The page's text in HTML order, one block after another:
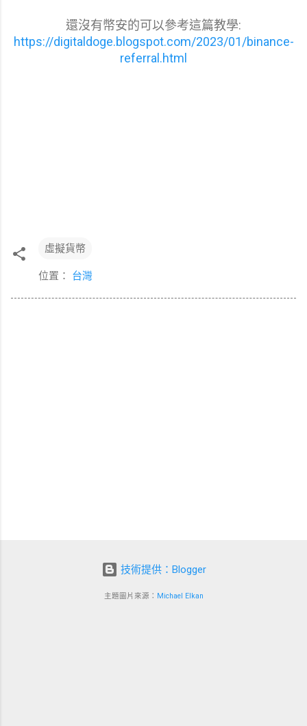
還沒有幣安的可以參考這篇教學:
https://digitaldoge.blogspot.com/2023/01/binance-
referral.html
虛擬貨幣
位置： 台灣
技術提供：Blogger
主題圖片來源： Michael Elkan